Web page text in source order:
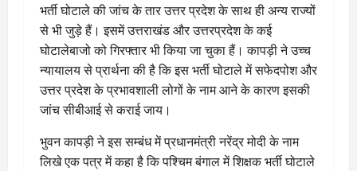
भर्ती घोटाले की जांच के तार उत्तर प्रदेश के साथ ही अन्य राज्यों
से भी जुड़े हैं। इसमें उत्तराखंड और उत्तरप्रदेश के कई
घोटालेबाजो को गिरफ्तार भी किया जा चुका हैं। कापड़ी ने उच्च
न्यायालय से प्रार्थना की है कि इस भर्ती घोटाले में सफेदपोश और
उत्तर प्रदेश के प्रभावशाली लोगों के नाम आने के कारण इसकी
जांच सीबीआई से कराई जाय।
भुवन कापड़ी ने इस सम्बंध में प्रधानमंत्री नरेंद्र मोदी के नाम
लिखे एक पत्र में कहा है कि पश्चिम बंगाल में शिक्षक भर्ती घोटाले